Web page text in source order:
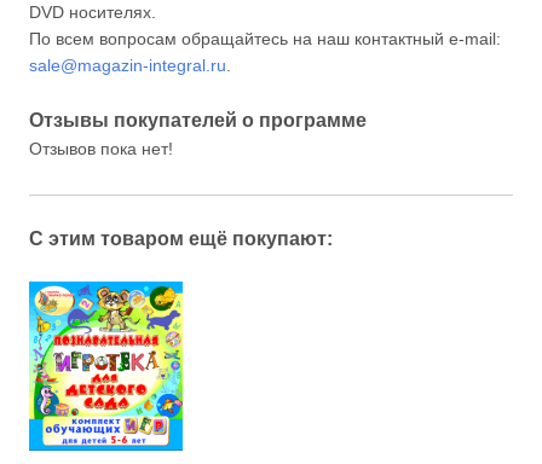
DVD носителях.
По всем вопросам обращайтесь на наш контактный e-mail:
sale@magazin-integral.ru
Отзывы покупателей о программе
Отзывов пока нет!
С этим товаром ещё покупают: